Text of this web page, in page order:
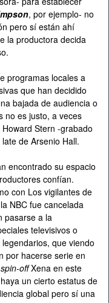
, por ejemplo- no
pero sí están ahí
la productora decida
programas locales a
que han decidido
bajada de audiencia o
no es justo, a veces
Stern -grabado
de Arsenio Hall.
encontrado su espacio
confían.
con Los vigilantes de
NBC fue cancelada
pasarse a la
televisivos o
que viendo
por hacerse serie en
spin-offXena en este
un cierto estatus de
global pero sí una